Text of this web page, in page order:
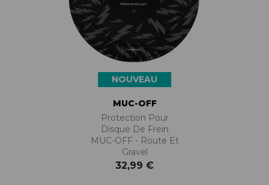
NOUVEAU
MUC-OFF
Protection Pour
Disque De Frein
MUC-OFF - Route Et
Gravel
32,99 €